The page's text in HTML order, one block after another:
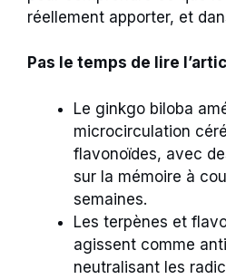
réellement apporter, et
Pas le temps de lire
Le ginkgo biloba
microcirculation
flavonoïdes, avec
sur la mémoire à
semaines.
Les terpènes et
agissent comme
neutralisant les